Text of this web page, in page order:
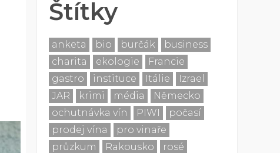
Štítky
anketa bio burčák
business
charita
ekologie
Francie
gastro
instituce Itálie
Izrael
JAR
krimi média
Německo
ochutnávka vín
PIWI
počasí
prodej vína
pro vinaře
průzkum
Rakousko
rosé